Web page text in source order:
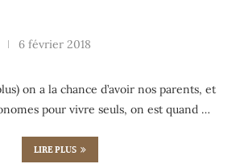
6 février 2018
on a la chance d’avoir nos parents, et
pour vivre seuls, on est quand …
LIRE PLUS